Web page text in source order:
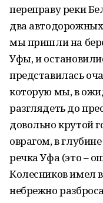
переправу реки
два
мы пришли на
Уфы, и
представилась
которую мы, в
разглядеть до
довольно крутой
оврагом, в
речка Уфа (это –
Колесников имел
небрежно